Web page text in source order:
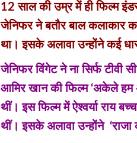
12 साल की उम्र में ही फिल्म
जेनिफर ने बतौर बाल कलाकार
था। इसके अलावा उन्होंने कई
जेनिफर विंगेट ने ना सिर्फ टीवी
आमिर खान की फिल्म ‘अकेले
थीं। इस फिल्म में ऐश्वर्या राय
थीं। इसके अलावा उन्होंने ‘राजा